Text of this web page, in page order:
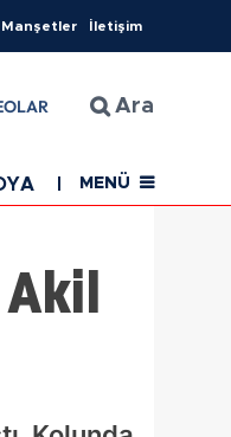
Manşetler İletişim
Ara
EĞİTİM SAĞLIK
MENÜ